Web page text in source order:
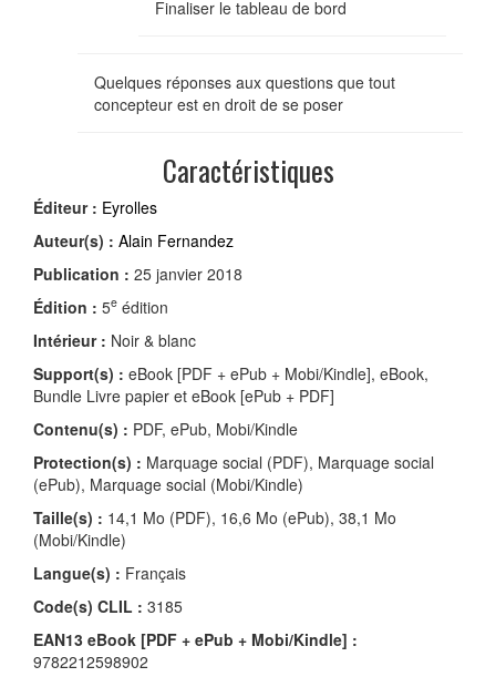
Finaliser le tableau de bord
Quelques réponses aux questions que tout
concepteur est en droit de se poser
Caractéristiques
Éditeur : Eyrolles
Auteur(s) : Alain Fernandez
Publication : 25 janvier 2018
Édition : 5e édition
Intérieur : Noir & blanc
Support(s) : eBook [PDF + ePub + Mobi/Kindle], eBook,
Bundle Livre papier et eBook [ePub + PDF]
Contenu(s) : PDF, ePub, Mobi/Kindle
Protection(s) : Marquage social (PDF), Marquage social
(ePub), Marquage social (Mobi/Kindle)
Taille(s) : 14,1 Mo (PDF), 16,6 Mo (ePub), 38,1 Mo
(Mobi/Kindle)
Langue(s) : Français
Code(s) CLIL : 3185
EAN13 eBook [PDF + ePub + Mobi/Kindle] :
9782212598902